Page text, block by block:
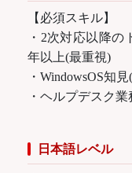
【必須スキル】
・2次対応以降
年以上(最重視)
・WindowsOS知
・ヘルプデスク業
日本語レベル